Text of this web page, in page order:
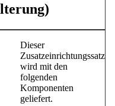
Dieser
Zusatzeinrichtungssatz
wird mit den
folgenden
Komponenten
geliefert.